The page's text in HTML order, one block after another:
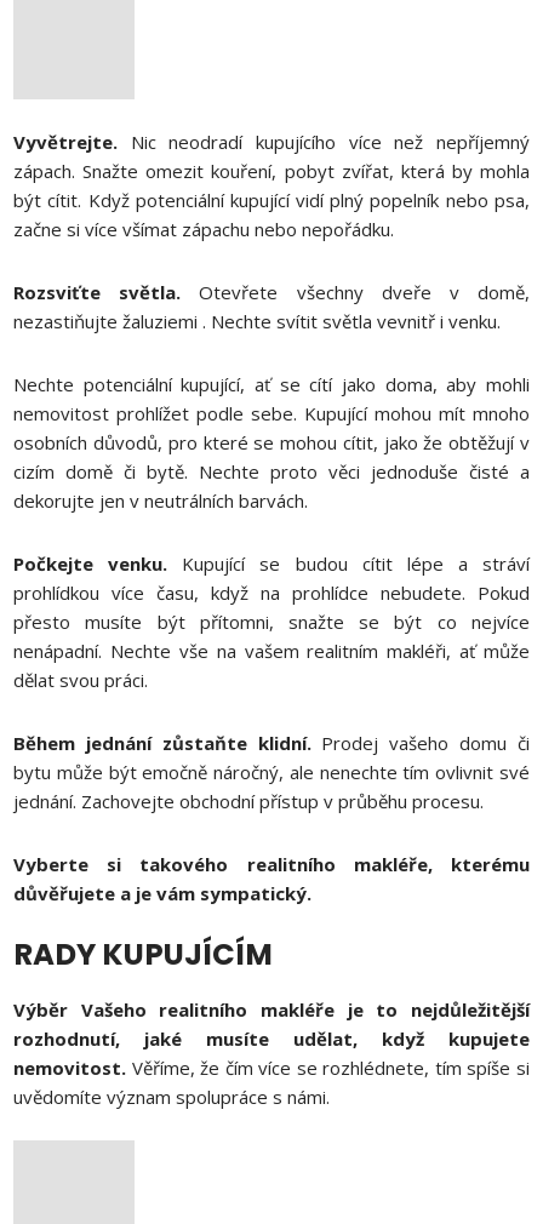
Vyvětrejte. Nic neodradí kupujícího více než nepříjemný
zápach. Snažte omezit kouření, pobyt zvířat, která by mohla
být cítit. Když potenciální kupující vidí plný popelník nebo psa,
začne si více všímat zápachu nebo nepořádku.
Rozsviťte světla. Otevřete všechny dveře v domě,
nezastiňujte žaluziemi . Nechte svítit světla vevnitř i venku.
Nechte potenciální kupující, ať se cítí jako doma, aby mohli
nemovitost prohlížet podle sebe. Kupující mohou mít mnoho
osobních důvodů, pro které se mohou cítit, jako že obtěžují v
cizím domě či bytě. Nechte proto věci jednoduše čisté a
dekorujte jen v neutrálních barvách.
Počkejte venku. Kupující se budou cítit lépe a stráví
prohlídkou více času, když na prohlídce nebudete. Pokud
přesto musíte být přítomni, snažte se být co nejvíce
nenápadní. Nechte vše na vašem realitním makléři, ať může
dělat svou práci.
Během jednání zůstaňte klidní.Prodej vašeho domu či
bytu může být emočně náročný, ale nenechte tím ovlivnit své
jednání. Zachovejte obchodní přístup v průběhu procesu.
Vyberte si takového realitního makléře, kterému
důvěřujete a je vám sympatický.
RADY KUPUJÍCÍM
Výběr Vašeho realitního makléře je to nejdůležitější
rozhodnutí, jaké musíte udělat, když kupujete
nemovitost. Věříme, že čím více se rozhlédnete, tím spíše si
uvědomíte význam spolupráce s námi.